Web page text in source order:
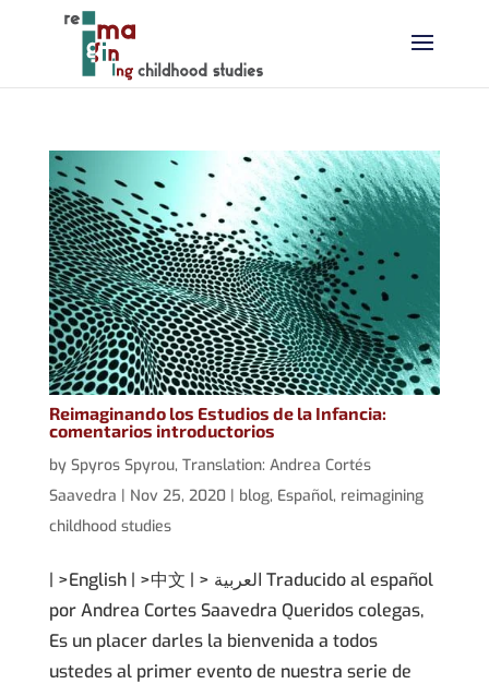
Reimaginando los Estudios de la Infancia:
comentarios introductorios
by Spyros Spyrou, Translation: Andrea Cortés
Saavedra | Nov 25, 2020| blog, Español, reimagining
childhood studies
| >English | >中文 | > العربية Traducido al español
por Andrea Cortes Saavedra Queridos colegas,
Es un placer darles la bienvenida a todos
ustedes al primer evento de nuestra serie de